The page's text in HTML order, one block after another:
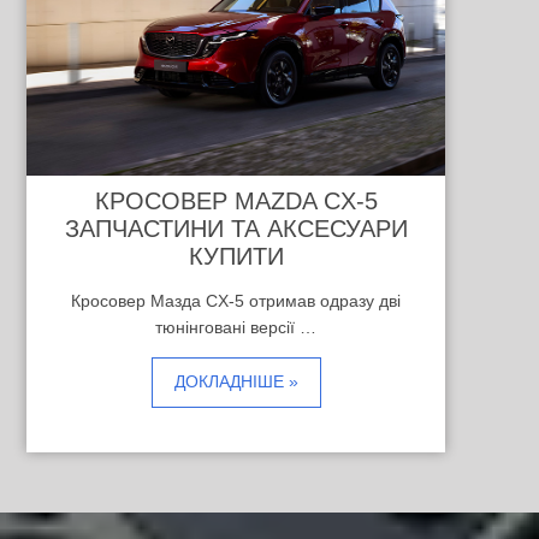
КРОСОВЕР MAZDA CX-5
ЗАПЧАСТИНИ ТА АКСЕСУАРИ
КУПИТИ
Кросовер Мазда CX-5 отримав одразу дві
тюнінговані версії …
ДОКЛАДНІШЕ »